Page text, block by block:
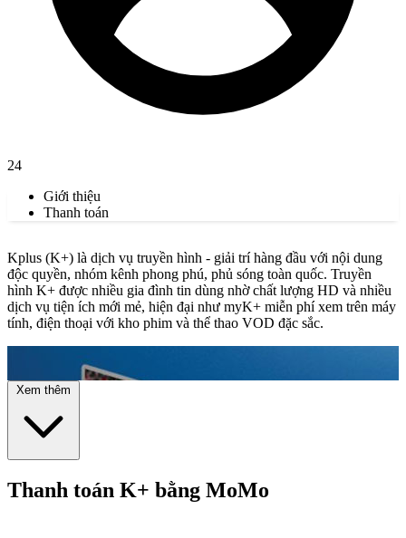
24
Giới thiệu
Thanh toán
Kplus (K+) là dịch vụ truyền hình - giải trí hàng đầu với nội dung
độc quyền, nhóm kênh phong phú, phủ sóng toàn quốc. Truyền
hình K+ được nhiều gia đình tin dùng nhờ chất lượng HD và nhiều
dịch vụ tiện ích mới mẻ, hiện đại như myK+ miễn phí xem trên máy
tính, điện thoại với kho phim và thể thao VOD đặc sắc.
Xem thêm
Thanh toán K+ bằng MoMo